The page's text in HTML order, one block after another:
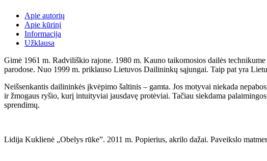
Apie autorių
Apie kūrinį
Informacija
Užklausa
Gimė 1961 m. Radviliškio rajone. 1980 m. Kauno taikomosios dailės
parodose. Nuo 1999 m. priklauso Lietuvos Dailininkų sąjungai. Taip pat yra
Neišsenkantis dailininkės įkvėpimo šaltinis – gamta. Jos motyvai niekada
ir žmogaus ryšio, kurį intuityviai jausdavę protėviai. Tačiau siekdama
sprendimų.
Lidija Kuklienė „Obelys rūke”. 2011 m. Popierius, akrilo dažai. Paveikslo